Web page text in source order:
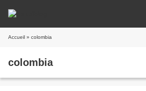
Accueil » colombia
colombia